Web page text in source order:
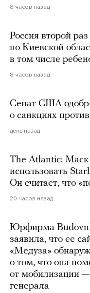
8 часов назад
Россия второй
по Киевской
в том числе
8 часов назад
Сенат США
о санкциях
день назад
The Atlantic: Маск
использовать
Он считает, что
20 часов назад
Юрфирма
заявила, что ее
«Медуза»
о том, что она
от мобилизации
генерала